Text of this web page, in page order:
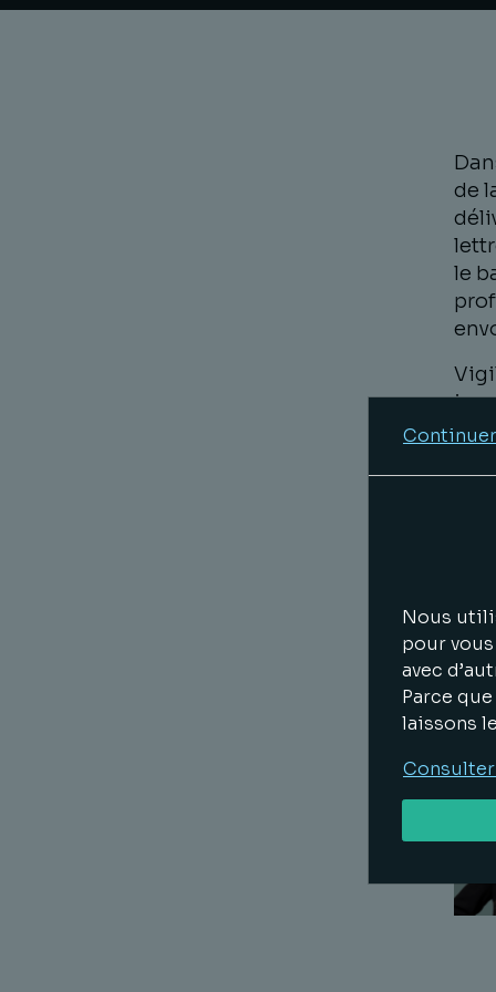
de
le
Civ
Nous
pour
avec
Parce
laissons